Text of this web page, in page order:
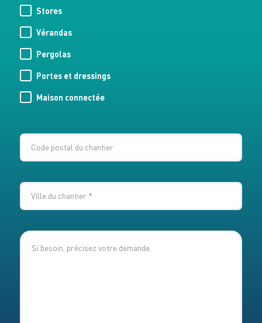
Stores
Vérandas
Pergolas
Portes et dressings
Maison connectée
CODE
POSTAL
DU
CHANTIER
VILLE
DU
CHANTIER*
MESSAGE